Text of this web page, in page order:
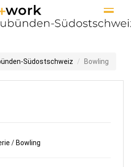
Südostschweiz Bowling
/ Bowling